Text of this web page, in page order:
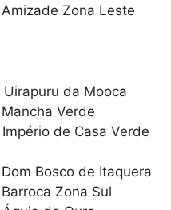
Zona Leste
da Mooca
Verde
de Casa Verde
Bosco de Itaquera
Zona Sul